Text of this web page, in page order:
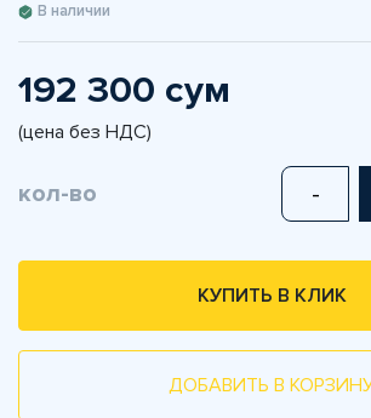
В наличии
192 300 сум
(цена без НДС)
кол-во -
КУПИТЬ В КЛИК
ДОБАВИТЬ В